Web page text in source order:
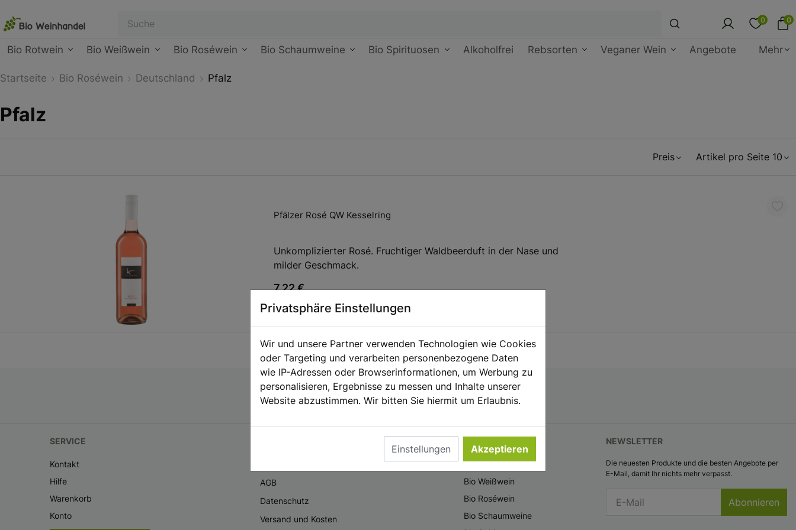
Privatsphäre Einstellungen
Wir und unsere Partner verwenden Technologien wie Cookies
oder Targeting und verarbeiten personenbezogene Daten
wie IP-Adressen oder Browserinformationen, um Werbung zu
personalisieren, Ergebnisse zu messen und Inhalte unserer
Website abzustimmen. Wir bitten Sie hiermit um Erlaubnis.
Einstellungen Akzeptieren
0 0
Bio Rotwein Bio Weißwein Bio Roséwein Bio Schaumweine Bio Spirituosen Alkoholfrei Rebsorten Veganer Wein Angebote Mehr
Startseite Bio Roséwein Deutschland Pfalz
Pfalz
Preis Artikel pro Seite 10
Pfälzer Rosé QW Kesselring
Unkomplizierter Rosé. Fruchtiger Waldbeerduft in der Nase und
milder Geschmack.
7,22 €
0.75 l | 9,63 €/l
SERVICE
Kontakt
Hilfe
Warenkorb
Konto
AGB
Datenschutz
Versand und Kosten
Bio Rotwein
Bio Weißwein
Bio Roséwein
Bio Schaumweine
NEWSLETTER
Die neuesten Produkte und die besten Angebote per
E-Mail, damit Ihr nichts mehr verpasst.
Abonnieren